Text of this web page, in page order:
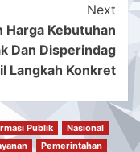
Next
Harga Kebutuhan
Dan Disperindag
Langkah Konkret
Publik
Nasional
Pemerintahan